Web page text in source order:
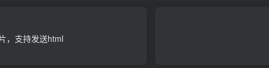
，支持发送html